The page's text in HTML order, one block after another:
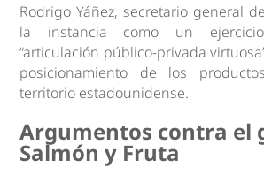
Rodrigo Yáñez, secretario general
la instancia como un
“articulación público-privada
posicionamiento de los
territorio estadounidense.
Argumentos contra el
Salmón y Fruta